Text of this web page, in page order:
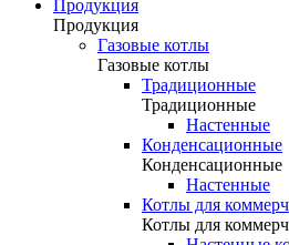
Продукция
Продукция
Газовые котлы
Газовые котлы
Традиционные
Традиционные
Настенные
Конденсационные
Конденсационные
Настенные
Котлы для
Котлы для